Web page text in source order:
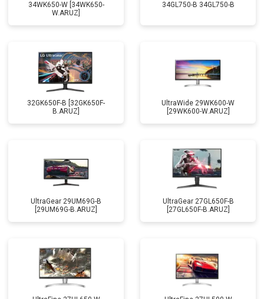
34WK650-W [34WK650-
W.ARUZ]
34GL750-B 34GL750-B
32GK650F-B [32GK650F-
B.ARUZ]
UltraWide 29WK600-W
[29WK600-W.ARUZ]
UltraGear 29UM69G-B
[29UM69G-B.ARUZ]
UltraGear 27GL650F-B
[27GL650F-B.ARUZ]